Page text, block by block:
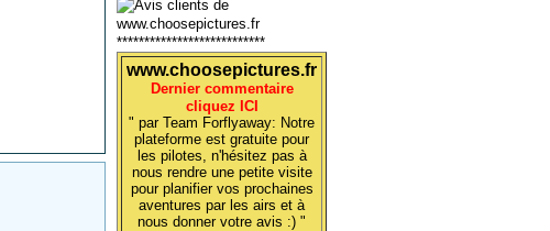
***************************
www.choosepictures.fr
Dernier commentaire
cliquez ICI
" par Team Forflyaway: Notre
plateforme est gratuite pour
les pilotes, n'hésitez pas à
nous rendre une petite visite
pour planifier vos prochaines
aventures par les airs et à
nous donner votre avis :) "